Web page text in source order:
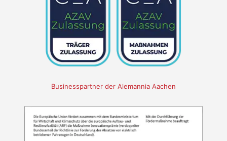
Businesspartner der Alemannia Aachen